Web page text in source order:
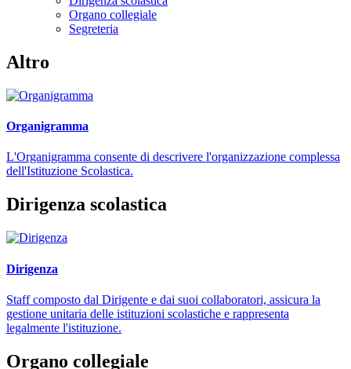
Organo collegiale
Segreteria
Altro
Organigramma
L'Organigramma consente di descrivere l'organizzazione complessa
dell'Istituzione Scolastica.
Dirigenza scolastica
Dirigenza
Staff composto dal Dirigente e dai suoi collaboratori, assicura la
gestione unitaria delle istituzioni scolastiche e rappresenta
legalmente l'istituzione.
Organo collegiale